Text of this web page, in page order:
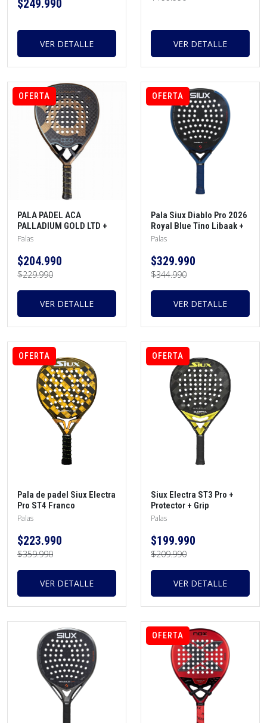
$249.990
VER DETALLE VER DETALLE
OFERTA
PALA PADEL ACA
PALLADIUM GOLD LTD +
Protector + funda +
Palas
$204.990
$229.990
VER DETALLE
OFERTA
Pala Siux Diablo Pro 2026
Royal Blue Tino Libaak +
Protector + overgrip
Palas
$329.990
$344.990
VER DETALLE
OFERTA
Pala de padel Siux Electra
Pro ST4 Franco
Stupackzuk 2025 +
Palas
$223.990
$359.990
VER DETALLE
OFERTA
Siux Electra ST3 Pro +
Protector + Grip
Palas
$199.990
$209.990
VER DETALLE
OFERTA